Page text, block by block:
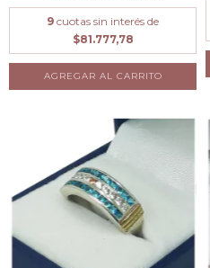
9 cuotas sin interés de
$81.777,78
AGREGAR AL CARRITO